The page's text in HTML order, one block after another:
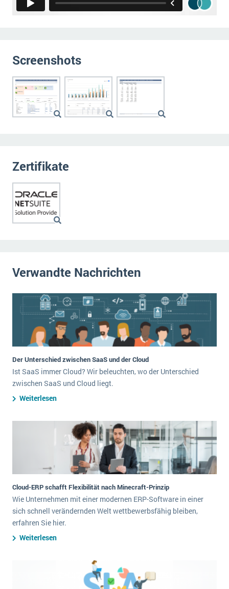
Screenshots
Zertifikate
Verwandte Nachrichten
Der Unterschied zwischen SaaS und der Cloud
Ist SaaS immer Cloud? Wir beleuchten, wo der Unterschied
zwischen SaaS und Cloud liegt.
Weiterlesen
Cloud-ERP schafft Flexibilität nach Minecraft-Prinzip
Wie Unternehmen mit einer modernen ERP-Software in einer
sich schnell verändernden Welt wettbewerbsfähig bleiben,
erfahren Sie hier.
Weiterlesen